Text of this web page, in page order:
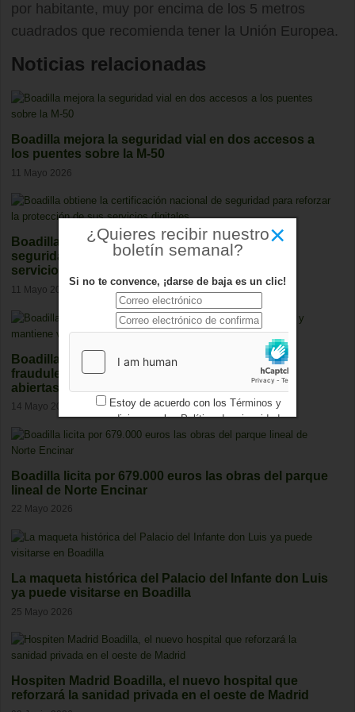
por habitante, muy por encima de los 5 metros
cuadrados que recomienda tener la Unión Europea.
Noticias relacionadas
Boadilla mejora la seguridad vial en dos accesos a
los puentes sobre la M-50
11 Mayo 2026
Boadilla obtiene la certificación nacional de
seguridad para reforzar la protección de sus
servicios digitales
11 Mayo 2026
Boadilla detecta 25 casos de empadronamiento
fraudulento y mantiene varias investigaciones
abiertas
14 Mayo 2026
Boadilla licita por 679.000 euros las obras del parque
lineal de Norte Encinar
22 Mayo 2026
La maqueta histórica del Palacio del Infante don Luis
ya puede visitarse en Boadilla
25 Mayo 2026
Hospiten Madrid Boadilla, el nuevo hospital que
reforzará la sanidad privada en el oeste de Madrid
×
¿Quieres recibir nuestro
boletín semanal?
Si no te convence, ¡darse de baja es un clic!
Estoy de acuerdo con los Términos y
condicionesy losPolítica de privacidad